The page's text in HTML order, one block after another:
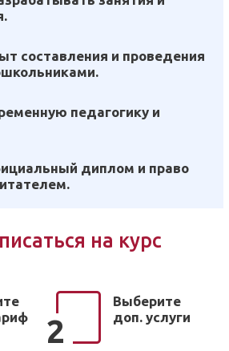
составления и проведения
педагогику и
диплом и право
на курс
2
Выберите
доп. услуги